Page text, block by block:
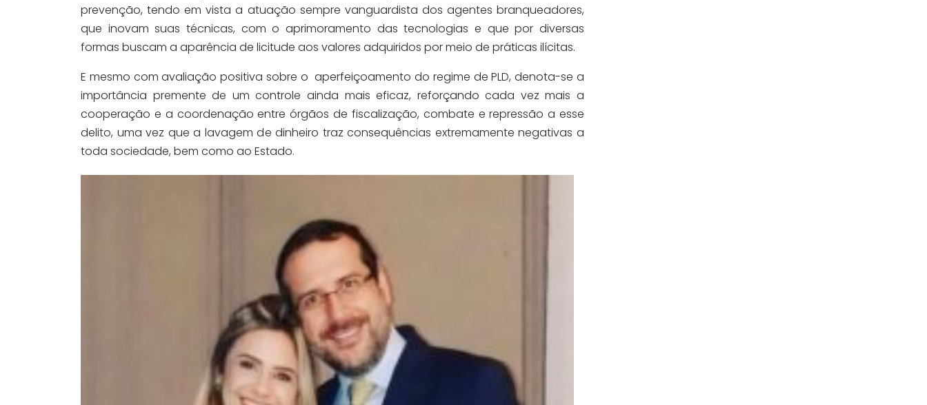
prevenção, tendo em vista a atuação sempre vanguardista dos agentes branqueadores,
que inovam suas técnicas, com o aprimoramento das tecnologias e que por diversas
formas buscam a aparência de licitude aos valores adquiridos por meio de práticas ilícitas.
E mesmo com avaliação positiva sobre o aperfeiçoamento do regime de PLD, denota-se a
importância premente de um controle ainda mais eficaz, reforçando cada vez mais a
cooperação e a coordenação entre órgãos de fiscalização, combate e repressão a esse
delito, uma vez que a lavagem de dinheiro traz consequências extremamente negativas a
toda sociedade, bem como ao Estado.